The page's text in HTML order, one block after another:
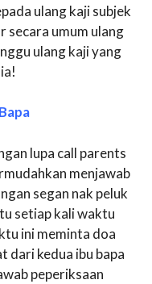
ulang kaji subjek
secara umum ulang
ulang kaji yang
lupa call parents
menjawab
segan nak peluk
setiap kali waktu
ini meminta doa
dari kedua ibu bapa
peperiksaan